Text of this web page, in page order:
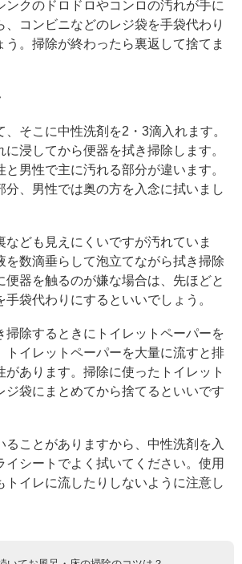
ンクのドロドロやコンロの汚れが手に
、コンビニなどのレジ袋を手袋代わり
う。掃除が終わったら裏返して捨てま
そこに中性洗剤を2・3滴入れます。
に浸してから便器を拭き掃除します。
男性で主に汚れる部分が違います。
分、男性では奥の方を入念に拭いまし
なども見えにくいですが汚れていま
を数滴垂らして泡立てながら拭き掃除
便器を触るのが嫌な場合は、先ほどと
手袋代わりにするといいでしょう。
掃除するときにトイレットペーパーを
トイレットペーパーを大量に流すと排
があります。掃除に使ったトイレット
ジ袋にまとめてから捨てるといいです
ることがありますから、中性洗剤を入
イシートでよく拭いてください。使用
トイレに流したりしないように注意し